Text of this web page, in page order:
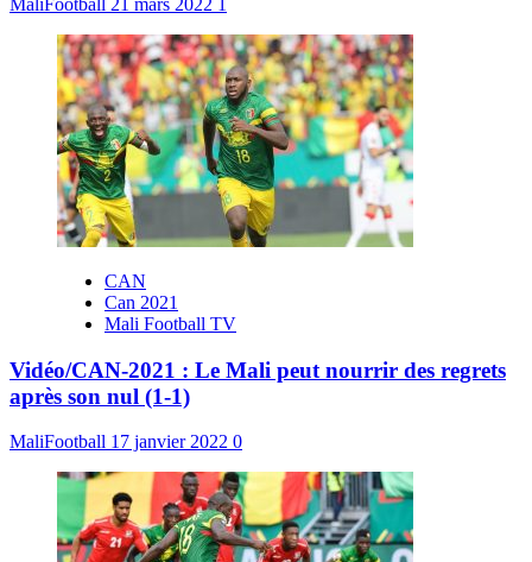
CAN
Can 2021
Mali Football TV
Vidéo/CAN-2021 : Le Mali peut nourrir des regrets
après son nul (1-1)
MaliFootball 17 janvier 2022 0